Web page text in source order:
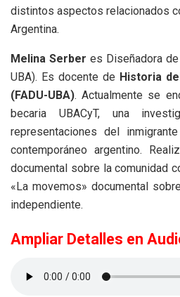
distintos aspectos relacionados
Argentina.
Melina Serber es Diseñadora
UBA). Es docente de Historia
(FADU-UBA). Actualmente se
becaria UBACyT, una
representaciones del
contemporáneo argentino.
documental sobre la comunidad
«La movemos» documental
independiente.
Ampliar Detalles en